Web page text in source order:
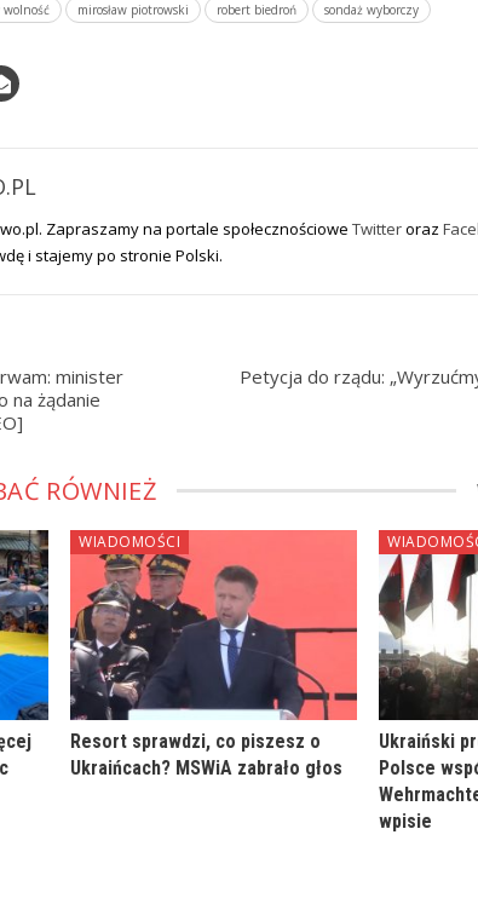
wolność mirosław piotrowski robert biedroń
sondaż wyborczy
Zapraszamy na portale społecznościowe Twitteroraz
i stajemy po stronie Polski.
minister
na żądanie
Petycja do rządu:
RÓWNIEŻ
WIADOMOŚCI
Resort sprawdzi, co piszesz o
Ukraińcach? MSWiA zabrało głos
Ukraiński
Polsce
wpisie